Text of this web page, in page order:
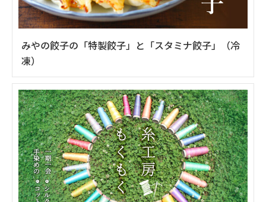
みやの餃子の「特製餃子」と「スタミナ餃子」（冷
凍）